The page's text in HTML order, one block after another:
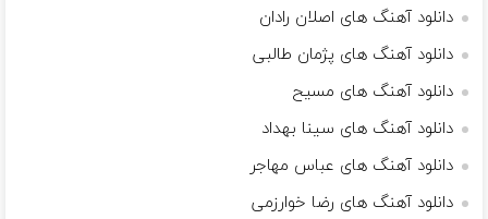
دانلود آهنگ های اصلان رادان
دانلود آهنگ های پژمان طالبی
دانلود آهنگ های مسیح
دانلود آهنگ های سینا بهداد
دانلود آهنگ های عباس مهاجر
دانلود آهنگ های رضا خوارزمی